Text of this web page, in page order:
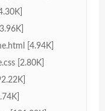
[4.94K]
[2.80K]